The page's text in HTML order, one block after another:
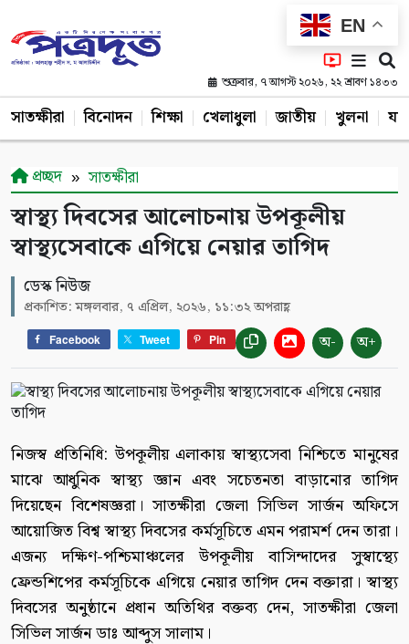
EN
শুক্রবার, ৭ আগস্ট ২০২৬, ২২ শ্রাবণ ১৪৩৩
সাতক্ষীরা বিনোদন শিক্ষা খেলাধুলা জাতীয় খুলনা
প্রচ্ছদ সাতক্ষীরা
স্বাস্থ্য দিবসের আলোচনায় উপকূলীয়
স্বাস্থ্যসেবাকে এগিয়ে নেয়ার তাগিদ
ডেস্ক নিউজ
প্রকাশিত: মঙ্গলবার, ৭ এপ্রিল, ২০২৬, ১১:৩২ অপরাহ্ণ
Facebook Tweet Pin অ- অ+
নিজস্ব প্রতিনিধি: উপকূলীয় এলাকায় স্বাস্থ্যসেবা নিশ্চিতে মানুষের
মাঝে আধুনিক স্বাস্থ্য জ্ঞান এবং সচেতনতা বাড়ানোর তাগিদ
দিয়েছেন বিশেষজ্ঞরা। সাতক্ষীরা জেলা সিভিল সার্জন অফিসে
আয়োজিত বিশ্ব স্বাস্থ্য দিবসের কর্মসূচিতে এমন পরামর্শ দেন তারা।
এজন্য দক্ষিণ-পশ্চিমাঞ্চলের উপকূলীয় বাসিন্দাদের সুস্বাস্থ্যে
ফ্রেন্ডশিপের কর্মসূচিকে এগিয়ে নেয়ার তাগিদ দেন বক্তারা। স্বাস্থ্য
দিবসের অনুষ্ঠানে প্রধান অতিথির বক্তব্য দেন, সাতক্ষীরা জেলা
সিভিল সার্জন ডাঃ আব্দুস সালাম।